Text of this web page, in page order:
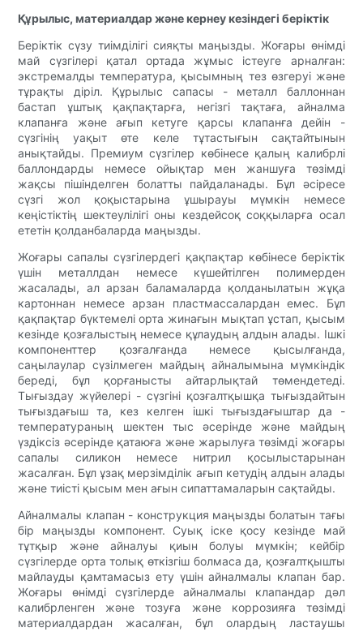
Құрылыс, материалдар және кернеу кезіндегі беріктік
Беріктік сүзу тиімділігі сияқты маңызды. Жоғары өнімді
май сүзгілері қатал ортада жұмыс істеуге арналған:
экстремалды температура, қысымның тез өзгеруі және
тұрақты діріл. Құрылыс сапасы - металл баллоннан
бастап ұштық қақпақтарға, негізгі тақтаға, айналма
клапанға және ағып кетуге қарсы клапанға дейін -
сүзгінің уақыт өте келе тұтастығын сақтайтынын
анықтайды. Премиум сүзгілер көбінесе қалың калибрлі
баллондарды немесе ойықтар мен жаншуға төзімді
жақсы пішінделген болатты пайдаланады. Бұл әсіресе
сүзгі жол қоқыстарына ұшырауы мүмкін немесе
кеңістіктің шектеулілігі оны кездейсоқ соққыларға осал
ететін қолданбаларда маңызды.
Жоғары сапалы сүзгілердегі қақпақтар көбінесе беріктік
үшін металлдан немесе күшейтілген полимерден
жасалады, ал арзан баламаларда қолданылатын жұқа
картоннан немесе арзан пластмассалардан емес. Бұл
қақпақтар бүктемелі орта жинағын мықтап ұстап, қысым
кезінде қозғалыстың немесе құлаудың алдын алады. Ішкі
компоненттер қозғалғанда немесе қысылғанда,
саңылаулар сүзілмеген майдың айналымына мүмкіндік
береді, бұл қорғанысты айтарлықтай төмендетеді.
Тығыздау жүйелері - сүзгіні қозғалтқышқа тығыздайтын
тығыздағыш та, кез келген ішкі тығыздағыштар да -
температураның шектен тыс әсерінде және майдың
үздіксіз әсерінде қатаюға және жарылуға төзімді жоғары
сапалы силикон немесе нитрил қосылыстарынан
жасалған. Бұл ұзақ мерзімділік ағып кетудің алдын алады
және тиісті қысым мен ағын сипаттамаларын сақтайды.
Айналмалы клапан - конструкция маңызды болатын тағы
бір маңызды компонент. Суық іске қосу кезінде май
тұтқыр және айналуы қиын болуы мүмкін; кейбір
сүзгілерде орта толық өткізгіш болмаса да, қозғалтқышты
майлауды қамтамасыз ету үшін айналмалы клапан бар.
Жоғары өнімді сүзгілерде айналмалы клапандар дәл
калибрленген және тозуға және коррозияға төзімді
материалдардан жасалған, бұл олардың ластаушы